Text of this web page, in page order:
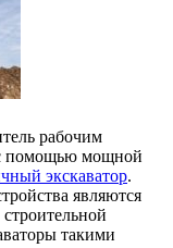
рабочим
помощью мощной
экскаватор.
являются
такими